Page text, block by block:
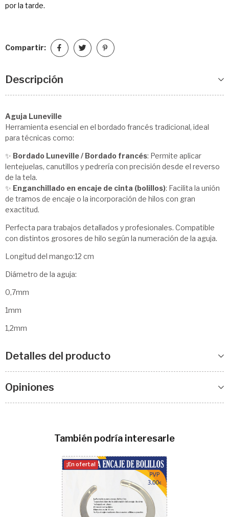
por la tarde.
Compartir:
Descripción
Aguja Luneville
Herramienta esencial en el bordado francés tradicional, ideal
para técnicas como:
✨ Bordado Luneville / Bordado francés: Permite aplicar
lentejuelas, canutillos y pedrería con precisión desde el reverso
de la tela.
✨ Enganchillado en encaje de cinta (bolillos): Facilita la unión
de tramos de encaje o la incorporación de hilos con gran
exactitud.
Perfecta para trabajos detallados y profesionales. Compatible
con distintos grosores de hilo según la numeración de la aguja.
Longitud del mango:12 cm
Diámetro de la aguja:
0,7mm
1mm
1,2mm
Detalles del producto
Opiniones
También podría interesarle
¡En oferta!